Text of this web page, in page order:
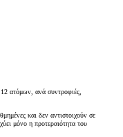
ατόμων, ανά συντροφιές,
και δεν αντιστοιχούν σε
μόνο η προτεραιότητα του